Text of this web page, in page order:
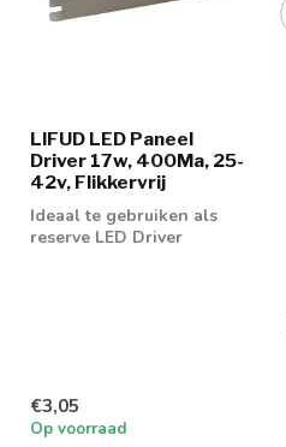
LIFUD LED Paneel
Driver 17w, 400Ma, 25-
42v, Flikkervrij
Ideaal te gebruiken als
reserve LED Driver
€3,05
Op voorraad